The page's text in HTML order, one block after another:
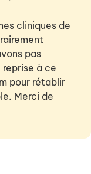
cliniques de
pas
à ce
pour rétablir
Merci de